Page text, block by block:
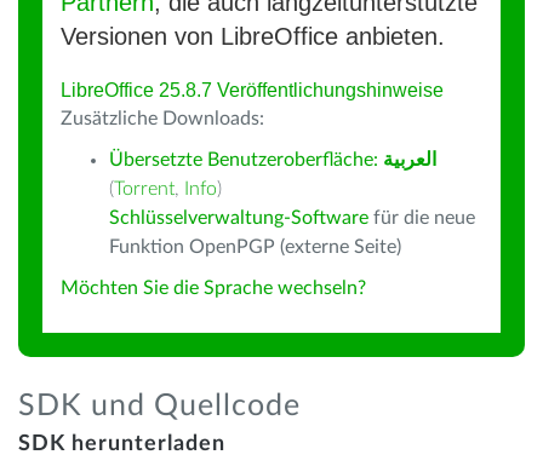
Versionen von LibreOffice anbieten.
LibreOffice 25.8.7 Veröffentlichungshinweise
Zusätzliche Downloads:
Übersetzte Benutzeroberfläche: العربية
(Torrent, Info)
Schlüsselverwaltung-Software für die neue
Funktion OpenPGP (externe Seite)
Möchten Sie die Sprache wechseln?
SDK und Quellcode
SDK herunterladen